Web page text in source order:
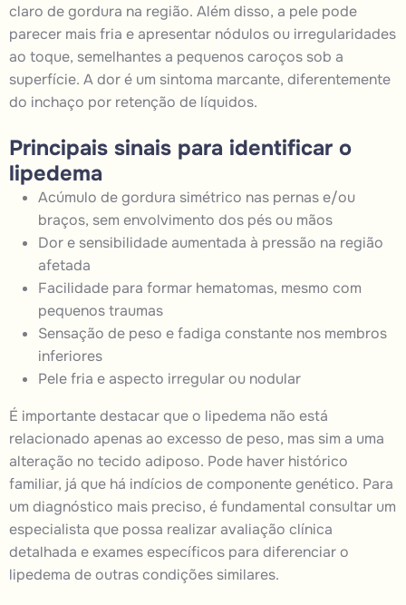
claro de gordura na região. Além disso, a pele pode
parecer mais fria e apresentar nódulos ou irregularidades
ao toque, semelhantes a pequenos caroços sob a
superfície. A dor é um sintoma marcante, diferentemente
do inchaço por retenção de líquidos.
Principais sinais para identificar o
lipedema
Acúmulo de gordura simétrico nas pernas e/ou
braços, sem envolvimento dos pés ou mãos
Dor e sensibilidade aumentada à pressão na região
afetada
Facilidade para formar hematomas, mesmo com
pequenos traumas
Sensação de peso e fadiga constante nos membros
inferiores
Pele fria e aspecto irregular ou nodular
É importante destacar que o lipedema não está
relacionado apenas ao excesso de peso, mas sim a uma
alteração no tecido adiposo. Pode haver histórico
familiar, já que há indícios de componente genético. Para
um diagnóstico mais preciso, é fundamental consultar um
especialista que possa realizar avaliação clínica
detalhada e exames específicos para diferenciar o
lipedema de outras condições similares.